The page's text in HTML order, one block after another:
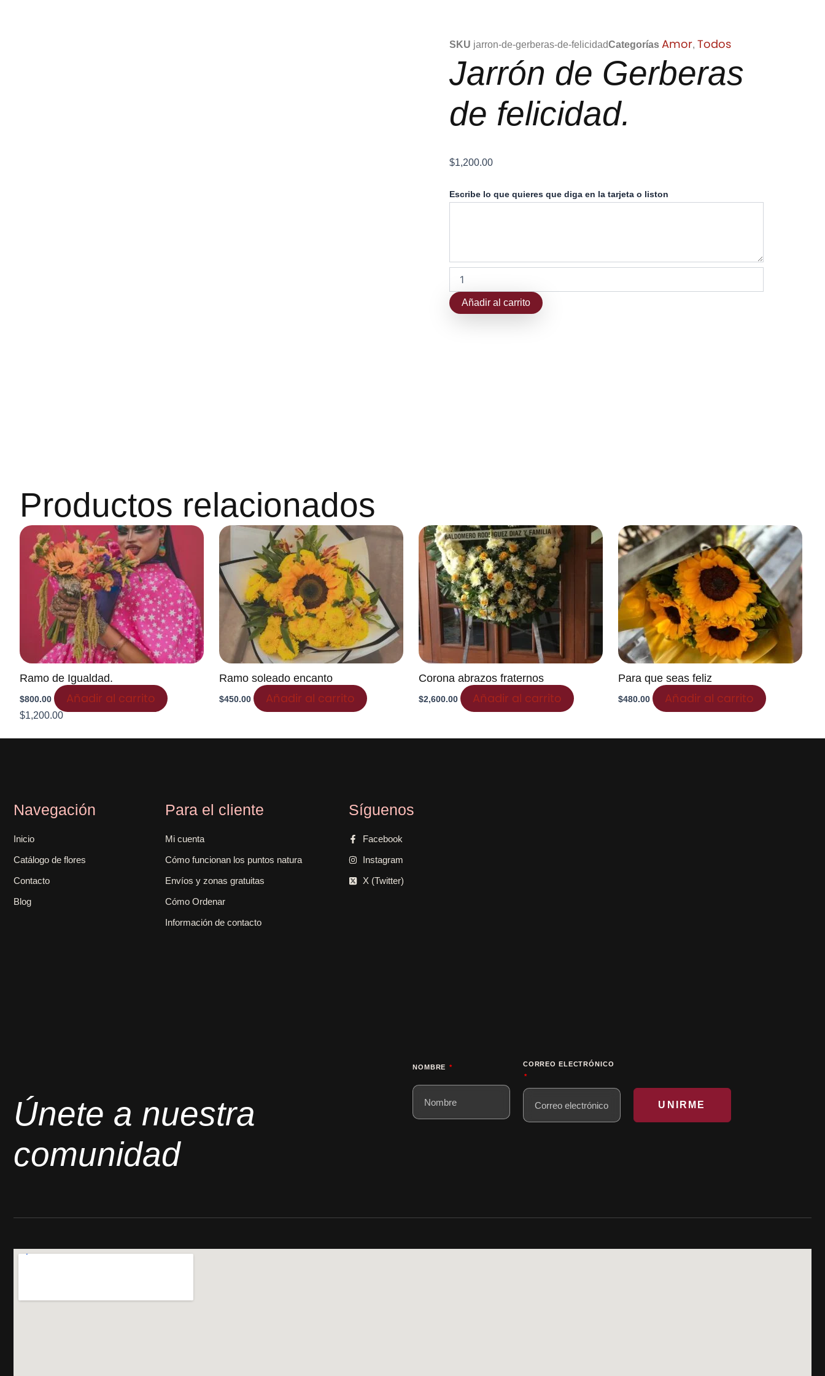
SKU jarron-de-gerberas-de-felicidadCategorías Amor, Todos
Jarrón de Gerberas
de felicidad.
$1,200.00
Escribe lo que quieres que diga en la tarjeta o liston
Jarrón
de
Añadir al carrito
Productos relacionados
Ramo de Igualdad.
$800.00 Añadir al carrito
Ramo soleado encanto
$450.00 Añadir al carrito
Corona abrazos fraternos
$2,600.00 Añadir al carrito
Para que seas feliz
$480.00 Añadir al carrito
$1,200.00
Navegación
Inicio
Catálogo de flores
Contacto
Blog
Para el cliente
Mi cuenta
Cómo funcionan los puntos natura
Envíos y zonas gratuitas
Cómo Ordenar
Información de contacto
Síguenos
Facebook
Instagram
X (Twitter)
Únete a nuestra
comunidad
NOMBRE CORREO ELECTRÓNICO
UNIRME